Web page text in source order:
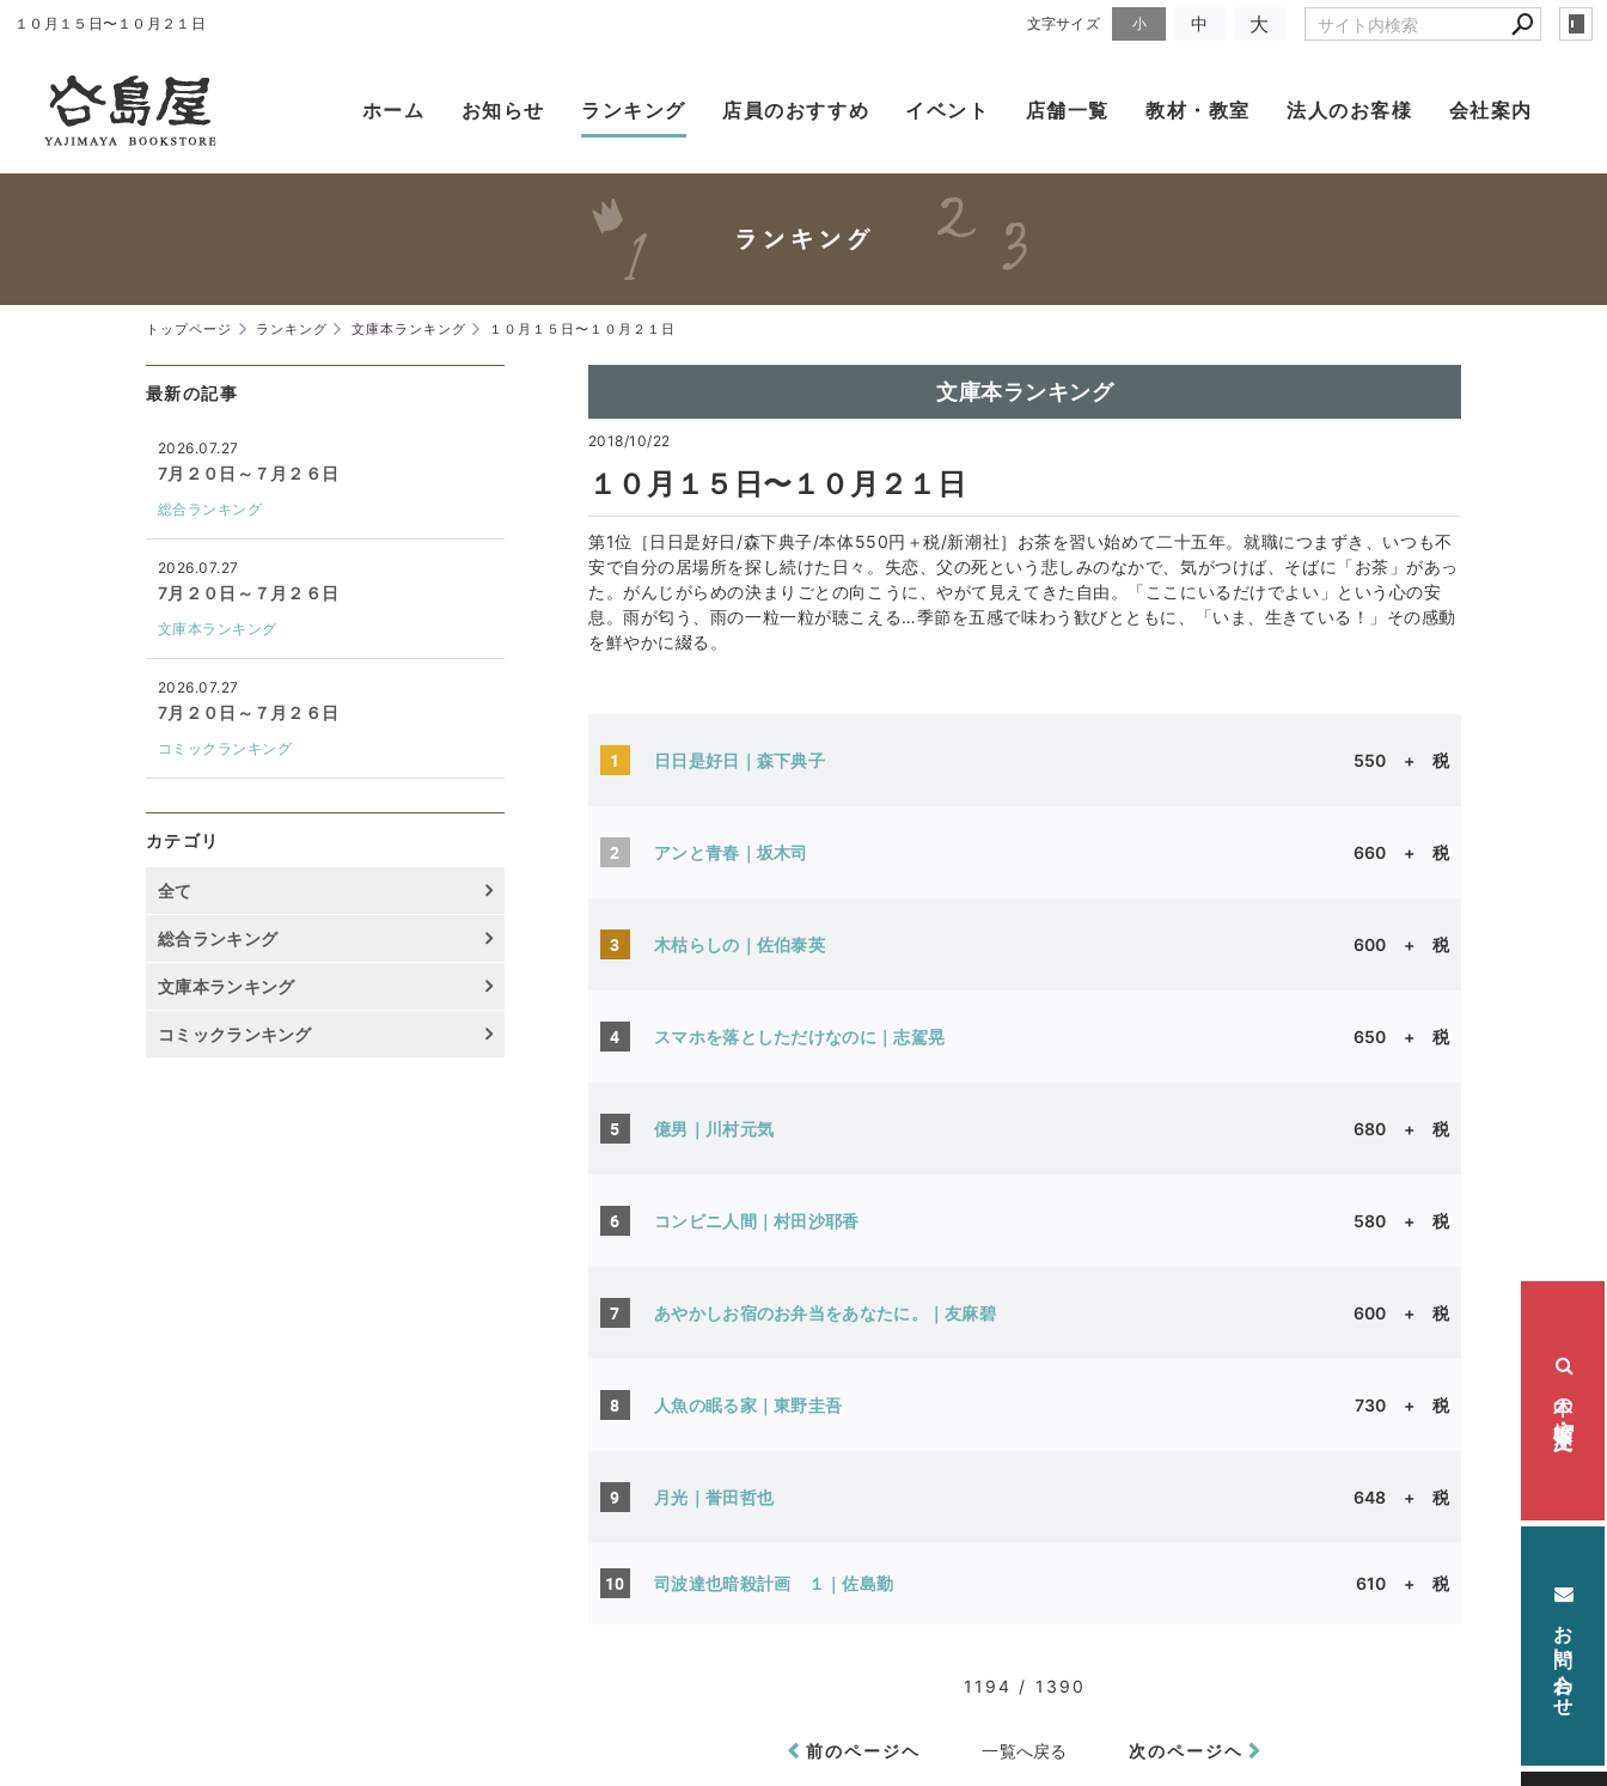
１０月１５日〜１０月２１日 文字サイズ 小 中 大
本の検索・注文
お問い合わせ
ホーム お知らせ ランキング 店員のおすすめ イベント 店舗一覧 教材・教室 法人のお客様 会社案内
トップページ ランキング 文庫本ランキング １０月１５日〜１０月２１日
文庫本ランキング
2018/10/22
１０月１５日〜１０月２１日
第1位［日日是好日/森下典子/本体550円＋税/新潮社］お茶を習い始めて二十五年。就職につまずき、いつも不
安で自分の居場所を探し続けた日々。失恋、父の死という悲しみのなかで、気がつけば、そばに「お茶」があっ
た。がんじがらめの決まりごとの向こうに、やがて見えてきた自由。「ここにいるだけでよい」という心の安
息。雨が匂う、雨の一粒一粒が聴こえる…季節を五感で味わう歓びとともに、「いま、生きている！」その感動
を鮮やかに綴る。
1 日日是好日｜森下典子 550 + 税
2 アンと青春｜坂木司 660 + 税
3 木枯らしの｜佐伯泰英 600 + 税
4 スマホを落としただけなのに｜志駕晃 650 + 税
5 億男｜川村元気 680 + 税
6 コンビニ人間｜村田沙耶香 580 + 税
7 あやかしお宿のお弁当をあなたに。｜友麻碧 600 + 税
8 人魚の眠る家｜東野圭吾 730 + 税
9 月光｜誉田哲也 648 + 税
10 司波達也暗殺計画 １｜佐島勤 610 + 税
1194 / 1390
前のページヘ 一覧へ戻る 次のページヘ
最新の記事
2026.07.27
7月２０日～７月２６日
総合ランキング
2026.07.27
7月２０日～７月２６日
文庫本ランキング
2026.07.27
7月２０日～７月２６日
コミックランキング
カテゴリ
全て
総合ランキング
文庫本ランキング
コミックランキング